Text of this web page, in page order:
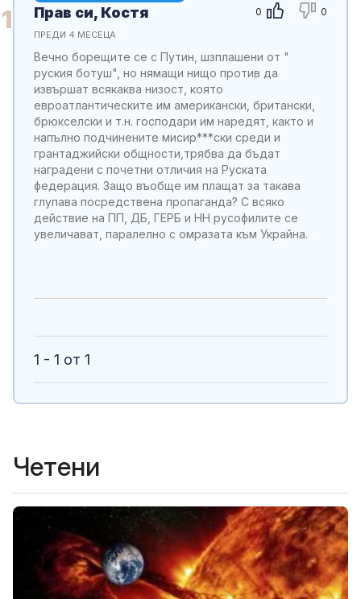
1 0 0
Прав си, Костя
ПРЕДИ 4 МЕСЕЦА
Вечно борещите се с Путин, шзплашени от "
руския ботуш", но нямащи нищо против да
извършат всякаква низост, която
евроатлантическите им американски, британски,
брюкселски и т.н. господари им наредят, както и
напълно подчинените мисир***ски среди и
грантаджийски общности,трябва да бъдат
наградени с почетни отличия на Руската
федерация. Защо въобще им плащат за такава
глупава посредствена пропаганда? С всяко
действие на ПП, ДБ, ГЕРБ и НН русофилите се
увеличават, паралелно с омразата към Украйна.
1 - 1 от 1
Четени